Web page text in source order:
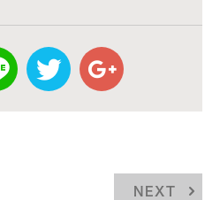
NEXT